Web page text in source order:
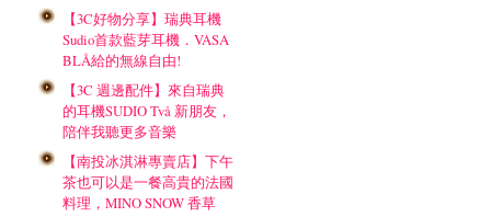
【3C好物分享】瑞典耳機
Sudio首款藍芽耳機．VASA
BLÅ給的無線自由!
【3C 週邊配件】來自瑞典
的耳機SUDIO Två 新朋友，
陪伴我聽更多音樂
【南投冰淇淋專賣店】下午
茶也可以是一餐高貴的法國
料理，MINO SNOW 香草